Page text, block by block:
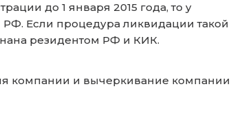
до 1 января 2015 года, то у
РФ. Если процедура ликвидации такой
резидентом РФ и КИК.
компании и вычеркивание компании